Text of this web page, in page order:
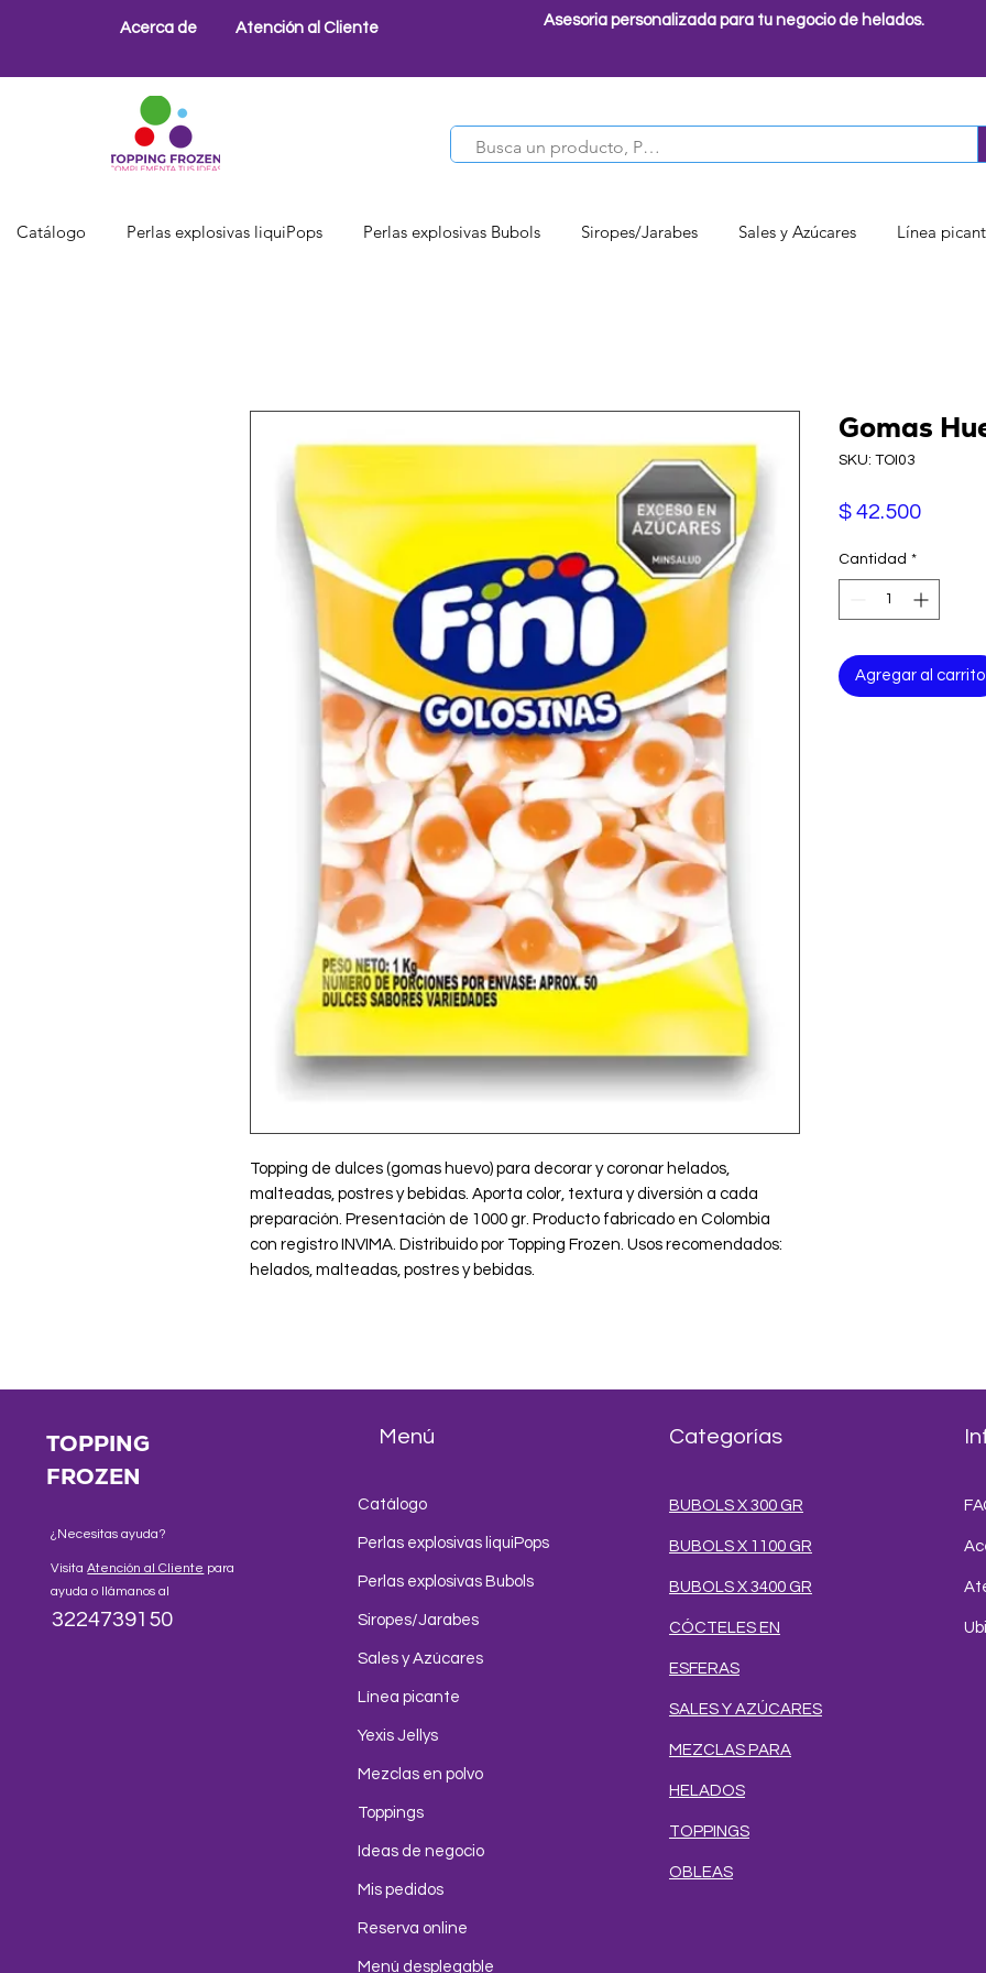
Acerca de Atención al Cliente Asesoria personalizada para tu negocio de helados.
Catálogo Perlas explosivas liquiPops Perlas explosivas Bubols Siropes/Jarabes Sales y Azúcares Línea
Topping de dulces (gomas huevo) para decorar y coronar helados,
malteadas, postres y bebidas. Aporta color, textura y diversión a cada
preparación. Presentación de 1000 gr. Producto fabricado en Colombia
con registro INVIMA. Distribuido por Topping Frozen. Usos recomendados:
helados, malteadas, postres y bebidas.
Gomas
SKU: TOI03
$ 42.500Precio
Cantidad *
Agregar al carrito
TOPPING
FROZEN
¿Necesitas ayuda?
VisitaAtención al Cliente para
ayuda o llámanos al
3224739150
Menú
Catálogo
Perlas explosivas liquiPops
Perlas explosivas Bubols
Siropes/Jarabes
Sales y Azúcares
Línea picante
Yexis Jellys
Mezclas en polvo
Toppings
Ideas de negocio
Mis pedidos
Reserva online
Menú desplegable
Categorías
BUBOLS X 300 GR
BUBOLS X 1100 GR
BUBOLS X 3400 GR
CÓCTELES EN
ESFERAS
SALES Y AZÚCARES
MEZCLAS PARA
HELADOS
TOPPINGS
OBLEAS